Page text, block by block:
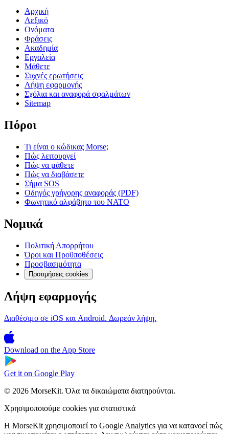
Αρχική
Λεξικό
Ονόματα
Φράσεις
Ακαδημία
Εργαλεία
Μάθετε
Συχνές ερωτήσεις
Λήψη εφαρμογής
Σχόλια και αναφορά σφαλμάτων
Sitemap
Πόροι
Τι είναι ο κώδικας Morse;
Πώς λειτουργεί
Πώς να μάθετε
Πώς να διαβάσετε
Σήμα SOS
Οδηγός γρήγορης αναφοράς (PDF)
Φωνητικό αλφάβητο του ΝΑΤΟ
Νομικά
Πολιτική Απορρήτου
Όροι και Προϋποθέσεις
Προσβασιμότητα
Προτιμήσεις cookies
Λήψη εφαρμογής
Διαθέσιμο σε iOS και Android. Δωρεάν λήψη.
Download on the App Store
Get it on Google Play
© 2026 MorseKit. Όλα τα δικαιώματα διατηρούνται.
Χρησιμοποιούμε cookies για στατιστικά
Η MorseKit χρησιμοποιεί το Google Analytics για να κατανοεί πώς